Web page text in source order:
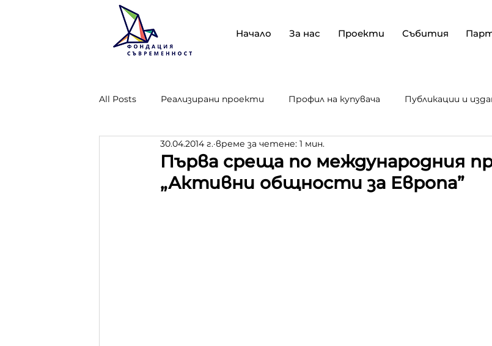
Начало За нас Проекти Събития
All Posts Реализирани проекти Профил на купувача Публикации и
Проект "Опазване, стопанисване и ра
Първа среща по международния
„Активни общности за Европа”
30.04.2014 г. време за четене: 1 мин.